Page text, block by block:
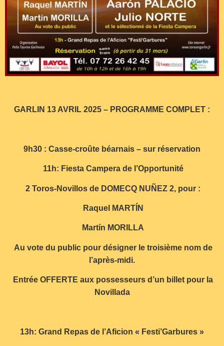
GARLIN 13 AVRIL 2025 – PROGRAMME COMPLET :
9h30 : Casse-croûte béarnais – sur réservation
11h: Fiesta Campera de l’Opportunité
2 Toros-Novillos de DOMECQ NUÑEZ 2, pour :
Raquel MARTÍN
Martín MORILLA
Au vote du public pour désigner le troisième nom de
l’après-midi.
Entrée OFFERTE aux possesseurs d’un billet pour la
Novillada
13h: Grand Repas de l’Aficion « Festi’Garbures »